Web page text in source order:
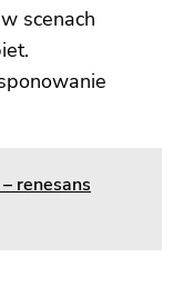
scenach
renesans